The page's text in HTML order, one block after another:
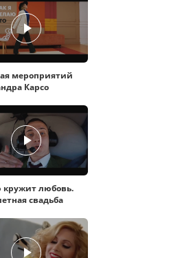
мероприятий
Карсо
любовь.
свадьба